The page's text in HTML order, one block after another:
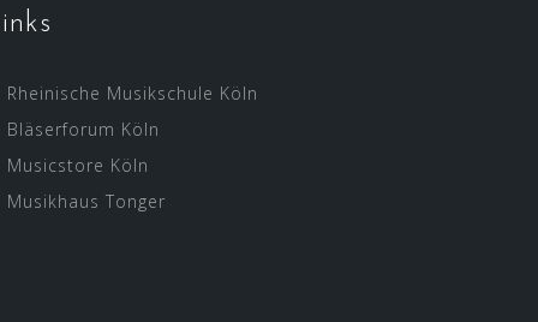
Rheinische Musikschule Köln
Bläserforum Köln
Musicstore Köln
Musikhaus Tonger